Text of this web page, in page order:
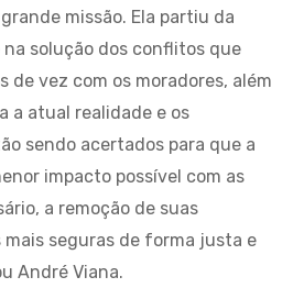
missão. Ela partiu da
solução dos conflitos que
de vez com os moradores, além
a atual realidade e os
sendo acertados para que a
impacto possível com as
a remoção de suas
mais seguras de forma justa e
André Viana.